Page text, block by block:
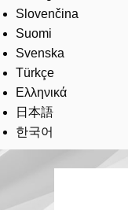
Slovenčina
Suomi
Svenska
Türkçe
Ελληνικά
日本語
한국어